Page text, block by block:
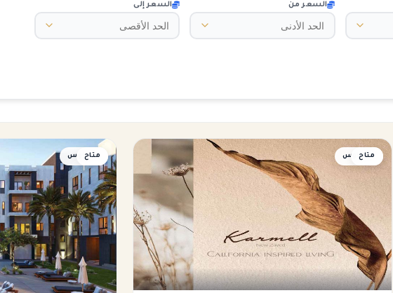
السعر من السعر إلى
بنتهاوس
متاح بنتهاوس
متاح